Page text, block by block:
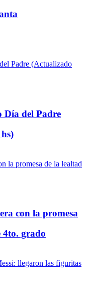
Día del Padre
con la promesa
4to. grado